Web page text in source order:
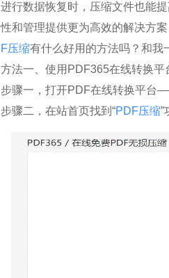
进行数据恢复时，压缩文件也能
性和管理提供更为高效的解决方
F压缩有什么好用的方法吗？和我
方法一、使用PDF365在线转换平
步骤一，打开PDF在线转换平台
步骤二，在站首页找到“PDF压缩”